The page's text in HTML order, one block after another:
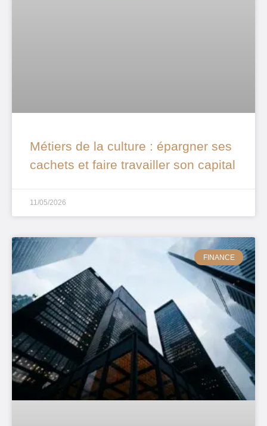
Métiers de la culture : épargner ses
cachets et faire travailler son capital
11/05/2026
FINANCE